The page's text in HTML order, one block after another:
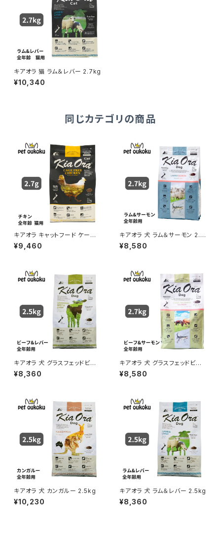
キアオラ 猫 ラム＆レバー 2.7kg
¥10,340
同じカテゴリの商品
キアオラ キャットフード ケージ
フリーチキン 2.7kg KiaOra 4
963974020794
¥9,460
キアオラ 犬 ラム＆サーモン 2.7
kg
¥8,580
キアオラ 犬 グラスフェッドビー
フ＆レバー 2.5kg
¥8,360
キアオラ 犬 グラスフェッドビー
フ＆サーモン 2.7㎏
¥8,580
キアオラ 犬 カンガルー 2.5kg
¥10,230
キアオラ 犬 ラム＆レバー 2.5kg
¥8,360